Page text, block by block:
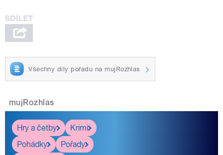
Všechny díly pořadu na mujRozhlas
mujRozhlas
Hry a četby
Krimi
Pohádky
Pořady